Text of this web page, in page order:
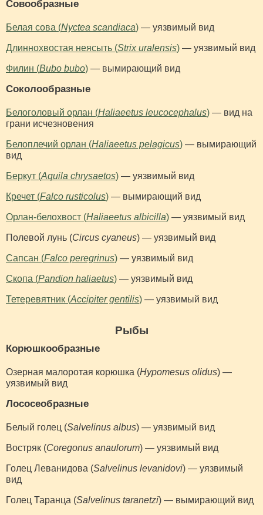
Совообразные
Белая сова (Nyctea scandiaca) — уязвимый вид
Длиннохвостая неясыть (Strix uralensis) — уязвимый вид
Филин (Bubo bubo) — вымирающий вид
Соколообразные
Белоголовый орлан (Haliaeetus leucocephalus) — вид на
грани исчезновения
Белоплечий орлан (Haliaeetus pelagicus) — вымирающий
вид
Беркут (Aquila chrysaetos) — уязвимый вид
Кречет (Falco rusticolus) — вымирающий вид
Орлан-белохвост (Haliaeetus albicilla) — уязвимый вид
Полевой лунь (Circus cyaneus) — уязвимый вид
Сапсан (Falco peregrinus) — уязвимый вид
Скопа (Pandion haliaetus) — уязвимый вид
Тетеревятник (Accipiter gentilis) — уязвимый вид
Рыбы
Корюшкообразные
Озерная малоротая корюшка (Hypomesus olidus) —
уязвимый вид
Лососеобразные
Белый голец (Salvelinus albus) — уязвимый вид
Востряк (Coregonus anaulorum) — уязвимый вид
Голец Леванидова (Salvelinus levanidovi) — уязвимый
вид
Голец Таранца (Salvelinus taranetzi) — вымирающий вид